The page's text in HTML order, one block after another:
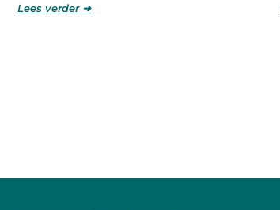
Lees verder ➜